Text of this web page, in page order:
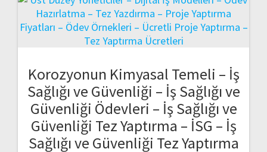
Korozyonun Kimyasal Temeli – İş
Sağlığı ve Güvenliği – İş Sağlığı ve
Güvenliği Ödevleri – İş Sağlığı ve
Güvenliği Tez Yaptırma – İSG – İş
Sağlığı ve Güvenliği Tez Yaptırma